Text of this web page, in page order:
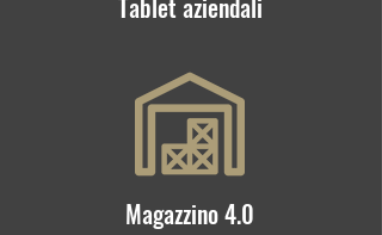
Tablet aziendali
Magazzino 4.0